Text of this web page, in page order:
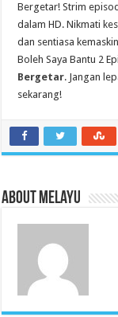
Bergetar! Strim
dalam HD. Nikmati
dan sentiasa
Boleh Saya Bantu 2
Bergetar. Jangan
sekarang!
About Melayu